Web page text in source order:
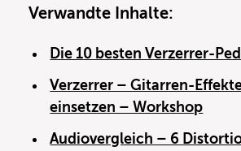
Verwandte Inhalte:
Die 10 besten Verzerrer-
Verzerrer – Gitarren-
einsetzen – Workshop
Audiovergleich – 6